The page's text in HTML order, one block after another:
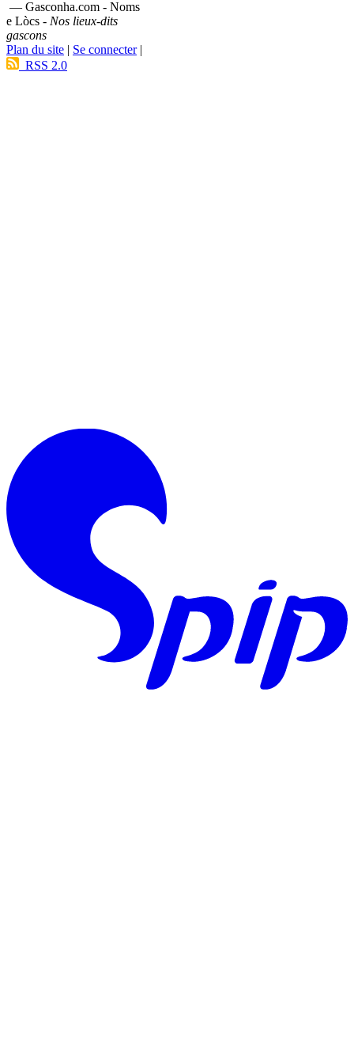
— Gasconha.com - Noms
e Lòcs - Nos lieux-dits
gascons
Plan du site | Se connecter|
RSS 2.0